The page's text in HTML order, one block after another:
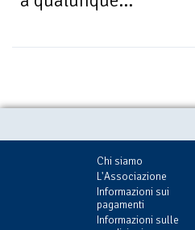
Chi siamo
L'Associazione
Informazioni sui
pagamenti
Informazioni sulle